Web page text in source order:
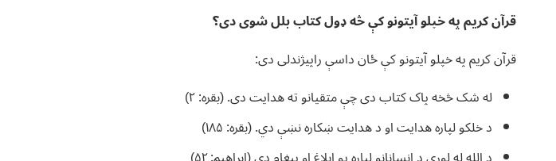
قرآن کریم په خپلو آیتونو کې څه ډول کتاب بلل شوی دی؟
قرآن کریم په خپلو آیتونو کې ځان داسې راپیژندلی دی:
له شک څخه پاک کتاب دی چې متقیانو ته هدایت دی. (بقره: ۲)
د خلکو لپاره هدایت او د هدایت ښکاره نښې دي. (بقره: ۱۸۵)